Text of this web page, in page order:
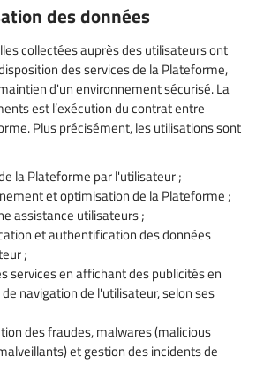
des données
collectées auprès des utilisateurs ont
des services de la Plateforme,
d'un environnement sécurisé. La
est l’exécution du contrat entre
Plus précisément, les utilisations sont
la Plateforme par l'utilisateur ;
et optimisation de la Plateforme ;
assistance utilisateurs ;
et authentification des données
;
services en affichant des publicités en
navigation de l'utilisateur, selon ses
des fraudes, malwares (malicious
et gestion des incidents de